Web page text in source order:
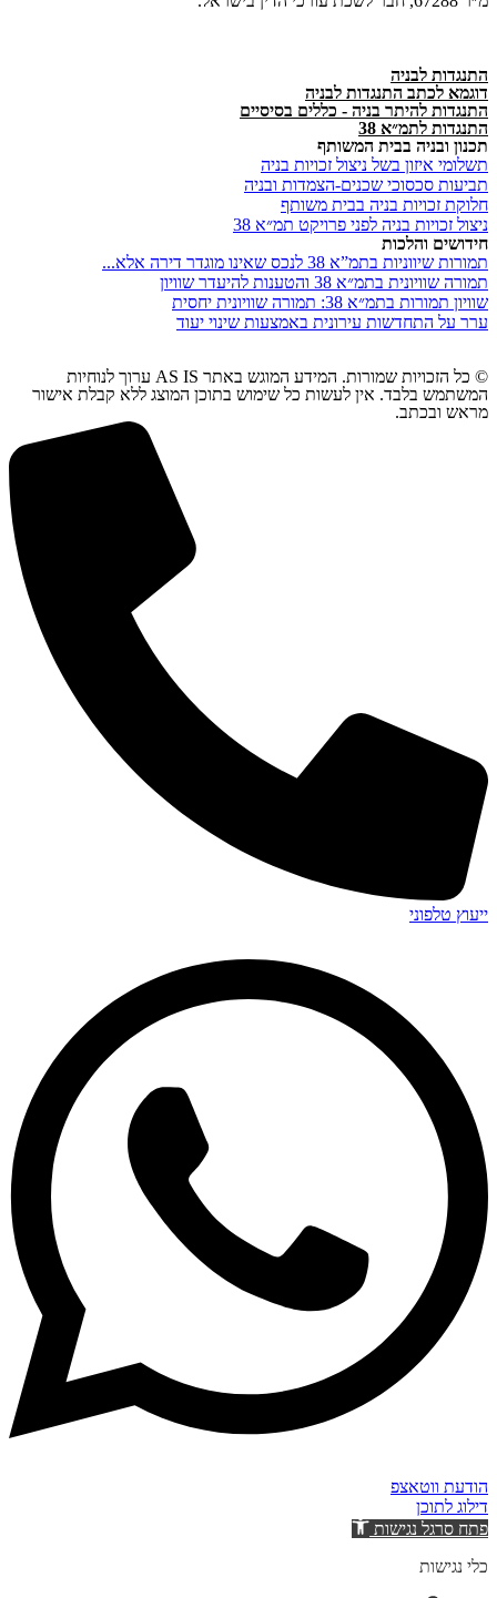
התנגדות לבניה
דוגמא לכתב התנגדות לבניה
התנגדות להיתר בניה - כללים בסיסיים
התנגדות לתמ״א 38
תכנון ובניה בבית המשותף
תשלומי איזון בשל ניצול זכויות בניה
תביעות סכסוכי שכנים-הצמדות ובניה
חלוקת זכויות בניה בבית משותף
ניצול זכויות בניה לפני פרויקט תמ״א 38
חידושים והלכות
תמורות שיווניות בתמ”א 38 לנכס שאינו מוגדר דירה אלא...
תמורה שוויונית בתמ״א 38 והטענות להיעדר שוויון
שוויון תמורות בתמ״א 38: תמורה שוויונית יחסית
ערר על התחדשות עירונית באמצעות שינוי יעוד
© כל הזכויות שמורות. המידע המוגש באתר AS IS ערוך לנוחיות
המשתמש בלבד. אין לעשות כל שימוש בתוכן המוצג ללא קבלת אישור
מראש ובכתב.
ייעוץ טלפוני
הודעת ווטאצפ
דילוג לתוכן
פתח סרגל נגישות
כלי נגישות